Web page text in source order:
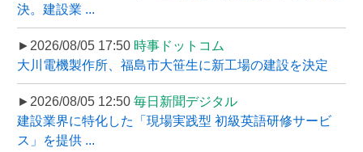
決。建設業 ...
►2026/08/05 17:50 時事ドットコム
大川電機製作所、福島市大笹生に新工場の建設を決定
►2026/08/05 12:50 毎日新聞デジタル
建設業界に特化した「現場実践型 初級英語研修サービ
ス」を提供 ...